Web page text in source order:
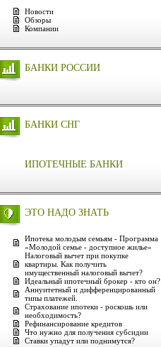
Новости
Обзоры
Компании
БАНКИ РОССИИ
БАНКИ СНГ
ИПОТЕЧНЫЕ БАНКИ
ЭТО НАДО ЗНАТЬ
Ипотека молодым семьям - Программа
«Молодой семье - доступное жилье»
Налоговый вычет при покупке
квартиры. Как получить
имущественный налоговый вычет?
Идеальный ипотечный брокер - кто он?
Аннуитетный и дифференцированный
типы платежей.
Страхование ипотеки - роскошь или
необходимость?
Рефинансирование кредитов
Что нужно для получения субсидии
Ставки упадут или поднимутся?